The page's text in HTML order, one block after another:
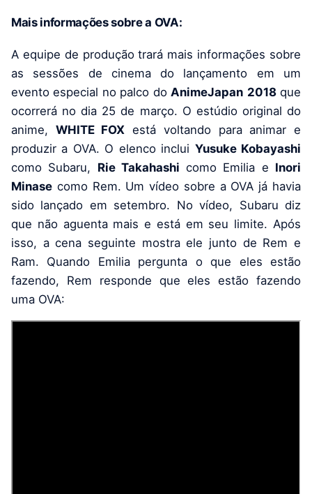
Mais informações sobre a OVA:
A equipe de produção trará mais informações sobre
as sessões de cinema do lançamento em um
evento especial no palco doAnimeJapan 2018que
ocorrerá no dia 25 de março. O estúdio original do
anime, WHITE FOX está voltando para animar e
produzir a OVA. O elenco inclui Yusuke Kobayashi
como Subaru, Rie Takahashi como Emilia e Inori
Minase como Rem. Um vídeo sobre a OVA já havia
sido lançado em setembro. No vídeo, Subaru diz
que não aguenta mais e está em seu limite. Após
isso, a cena seguinte mostra ele junto de Rem e
Ram. Quando Emilia pergunta o que eles estão
fazendo, Rem responde que eles estão fazendo
uma OVA: